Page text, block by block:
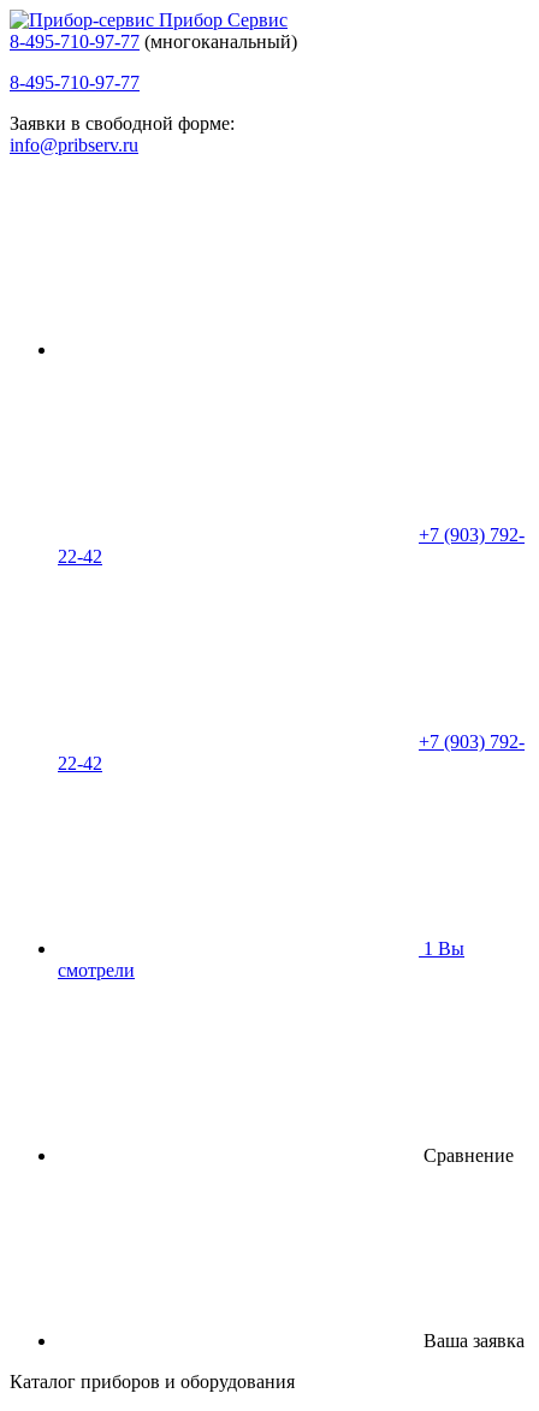
Прибор Сервис
8-495-710-97-77 (многоканальный)
8-495-710-97-77
Заявки в свободной форме:
info@pribserv.ru
+7 (903) 792-
22-42
+7 (903) 792-
22-42
1 Вы
смотрели
Сравнение
Ваша заявка
Каталог приборов и оборудования